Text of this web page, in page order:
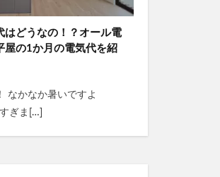
はどうなの！？オール電
屋の1か月の電気代を紹
なかなか暑いですよ
ぎま[…]